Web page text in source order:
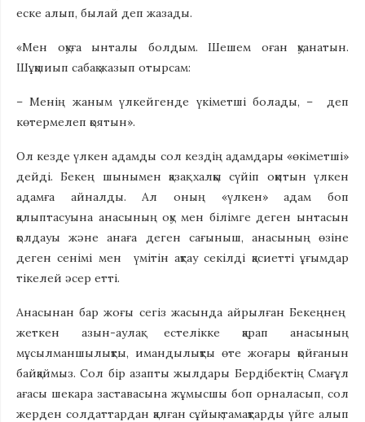
еске алып, былай деп жазады.
«Мен оқуға ынталы болдым. Шешем оған қуанатын.
Шұқшиып сабақ жазып отырсам:
– Менің жаным үлкейгенде үкіметші болады, – деп
көтермелеп қоятын».
Ол кезде үлкен адамды сол кездің адамдары «өкіметші»
дейді. Бекең шынымен қазақ халқы сүйіп оқитын үлкен
адамға айналды. Ал оның «үлкен» адам боп
қалыптасуына анасының оқу мен білімге деген ынтасын
қолдауы және анаға деген сағыныш, анасының өзіне
деген сенімі мен үмітін ақтау секілді қасиетті ұғымдар
тікелей әсер етті.
Анасынан бар жоғы сегіз жасында айрылған Бекеңнең
жеткен азын-аулақ естелікке қарап анасының
мұсылманшылықты, имандылықты өте жоғары қойғанын
байқаймыз. Сол бір азапты жылдары Бердібектің Смағұл
ағасы шекара заставасына жұмысшы боп орналасып, сол
жерден солдаттардан қалған сұйық тамақтарды үйге алып